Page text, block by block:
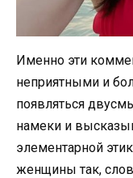
Именно эти
неприятными и
появляться
намеки и
элементарной
женщины так,